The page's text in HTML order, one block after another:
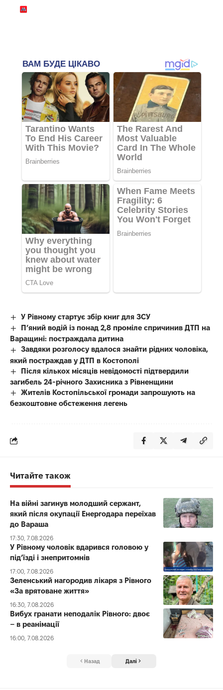
У Рівному стартує збір книг для ЗСУ
П’яний водій із понад 2,8 проміле спричинив ДТП на
Варащині: постраждала дитина
Завдяки розголосу вдалося знайти рідних чоловіка,
який постраждав у ДТП в Костополі
Після кількох місяців невідомості підтвердили
загибель 24-річного Захисника з Рівненщини
Жителів Костопільської громади запрошують на
безкоштовне обстеження легень
Читайте також
На війні загинув молодший сержант,
який після окупації Енергодара переїхав
до Вараша
17:30, 7.08.2026
У Рівному чоловік вдарився головою у
під’їзді і знепритомнів
17:00, 7.08.2026
Зеленський нагородив лікаря з Рівного
«За врятоване життя»
16:30, 7.08.2026
Вибух гранати неподалік Рівного: двоє
– в реанімації
16:00, 7.08.2026
Назад Далі